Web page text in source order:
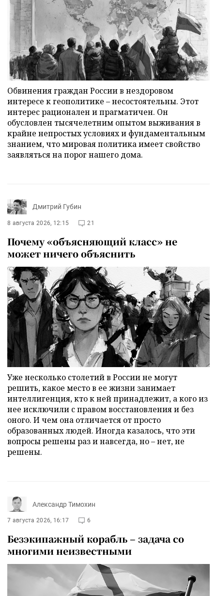
Обвинения граждан России в нездоровом
интересе к геополитике – несостоятельны. Этот
интерес рационален и прагматичен. Он
обусловлен тысячелетним опытом выживания в
крайне непростых условиях и фундаментальным
знанием, что мировая политика имеет свойство
заявляться на порог нашего дома.
Дмитрий Губин
8 августа 2026, 12:15 21
Почему «объясняющий класс» не
может ничего объяснить
Уже несколько столетий в России не могут
решить, какое место в ее жизни занимает
интеллигенция, кто к ней принадлежит, а кого из
нее исключили с правом восстановления и без
оного. И чем она отличается от просто
образованных людей. Иногда казалось, что эти
вопросы решены раз и навсегда, но – нет, не
решены.
Александр Тимохин
7 августа 2026, 16:17 6
Безэкипажный корабль – задача со
многими неизвестными